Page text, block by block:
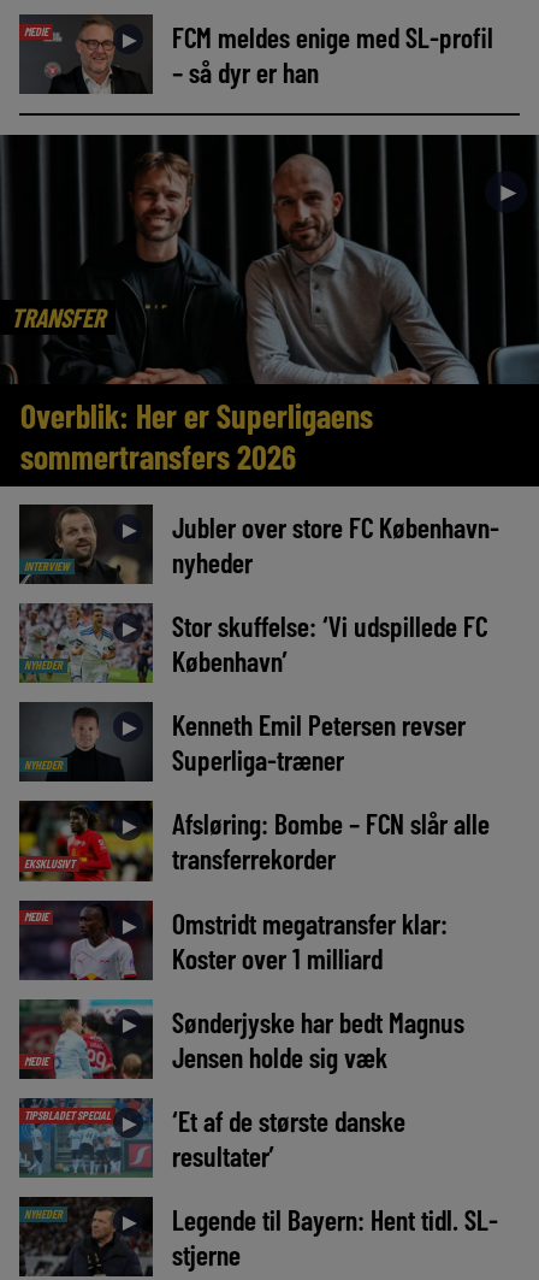
MEDIE ►
FCM meldes enige med SL-profil
– så dyr er han
TRANSFER
►
Overblik: Her er Superligaens
sommertransfers 2026
INTERVIEW
►
Jubler over store FC København-
nyheder
NYHEDER
►
Stor skuffelse: ‘Vi udspillede FC
København’
NYHEDER
►
Kenneth Emil Petersen revser
Superliga-træner
EKSKLUSIVT
►
Afsløring: Bombe – FCN slår alle
transferrekorder
MEDIE ►
Omstridt megatransfer klar:
Koster over 1 milliard
MEDIE
►
Sønderjyske har bedt Magnus
Jensen holde sig væk
TIPSBLADET SPECIAL ►
‘Et af de største danske
resultater’
NYHEDER ►
Legende til Bayern: Hent tidl. SL-
stjerne